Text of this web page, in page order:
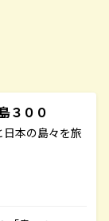
３００
本の島々を旅